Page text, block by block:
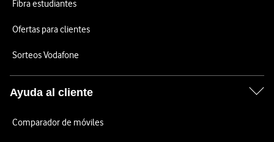
Fibra estudiantes
Ofertas para clientes
Sorteos Vodafone
Ayuda al cliente
Comparador de móviles